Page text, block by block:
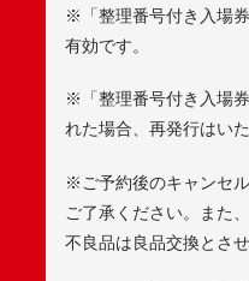
※「整理番号付き入場
有効です。
※「整理番号付き入場
れた場合、再発行はい
※ご予約後のキャンセ
ご了承ください。また
不良品は良品交換とさ